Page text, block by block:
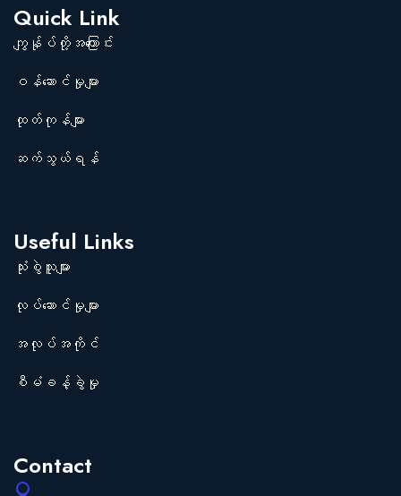
Quick Link
ကျွန်ုပ်တို့အကြောင်း
ဝန်ဆောင်မှုများ
ထုတ်ကုန်များ
ဆက်သွယ်ရန်
Useful Links
သုံးစွဲသူများ
လုပ်ဆောင်မှုများ
အလုပ်အကိုင်
စီမံခန့်ခွဲမှု
Contact